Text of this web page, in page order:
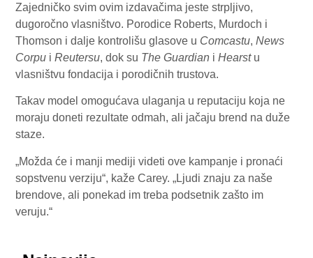
Zajedničko svim ovim izdavačima jeste strpljivo,
dugoročno vlasništvo. Porodice Roberts, Murdoch i
Thomson i dalje kontrolišu glasove u Comcastu,News
Corpu iReutersu, dok su The Guardian iHearstu
vlasništvu fondacija i porodičnih trustova.
Takav model omogućava ulaganja u reputaciju koja ne
moraju doneti rezultate odmah, ali jačaju brend na duže
staze.
„Možda će i manji mediji videti ove kampanje i pronaći
sopstvenu verziju“, kaže Carey. „Ljudi znaju za naše
brendove, ali ponekad im treba podsetnik zašto im
veruju.“